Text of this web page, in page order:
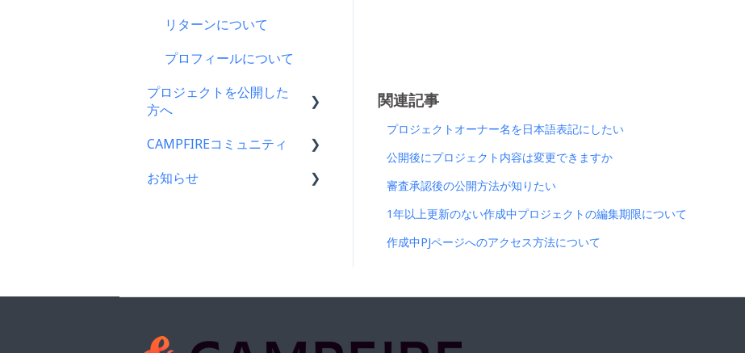
関連記事
プロジェクトオーナー名を日本語表記にしたい
公開後にプロジェクト内容は変更できますか
審査承認後の公開方法が知りたい
1年以上更新のない作成中プロジェクトの編集期限について
作成中PJページへのアクセス方法について
コンビニ払い
について
FamiPay（ファミペイ）決
済
リターンについて
プロフィールについて
プロジェクトを公開した
方へ
支援金の振込について
プロジェクトを公開したら
CAMPFIREコミュニティ
コミュニティメンバー向け
コミュニティ開設ガイド｜
アクティビティ（ブログ機
お知らせ
営業情報・メンテナンスの